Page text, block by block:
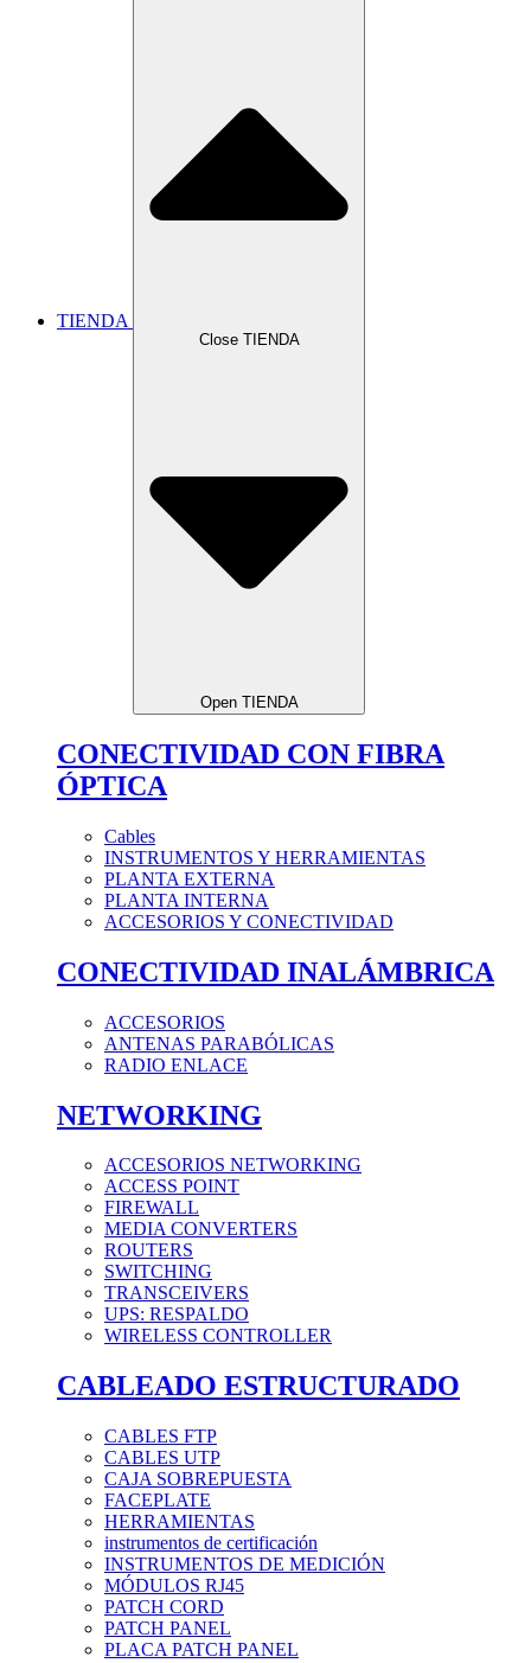
TIENDA
Close TIENDA
Open TIENDA
CONECTIVIDAD CON FIBRA
ÓPTICA
Cables
INSTRUMENTOS Y HERRAMIENTAS
PLANTA EXTERNA
PLANTA INTERNA
ACCESORIOS Y CONECTIVIDAD
CONECTIVIDAD INALÁMBRICA
ACCESORIOS
ANTENAS PARABÓLICAS
RADIO ENLACE
NETWORKING
ACCESORIOS NETWORKING
ACCESS POINT
FIREWALL
MEDIA CONVERTERS
ROUTERS
SWITCHING
TRANSCEIVERS
UPS: RESPALDO
WIRELESS CONTROLLER
CABLEADO ESTRUCTURADO
CABLES FTP
CABLES UTP
CAJA SOBREPUESTA
FACEPLATE
HERRAMIENTAS
instrumentos de certificación
INSTRUMENTOS DE MEDICIÓN
MÓDULOS RJ45
PATCH CORD
PATCH PANEL
PLACA PATCH PANEL